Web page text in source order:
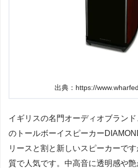
出典：https://
イギリスの名門オーディオブラン
のトールボーイスピーカー
リースと割と新しいスピーカーで
質で人気です。中高音に透明感や